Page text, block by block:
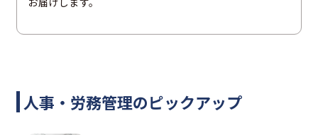
人事・労務管理のピックアップ